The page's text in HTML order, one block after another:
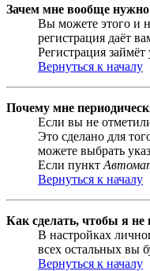
Зачем мне вообще нужно
Вы можете этого и
регистрация даёт
Регистрация
Вернуться к началу
Почему мне
Если вы не
Это сделано для
можете выбрать
Если пункт
Вернуться к началу
Как сделать, чтобы я не
В настройках
всех остальных вы
Вернуться к началу